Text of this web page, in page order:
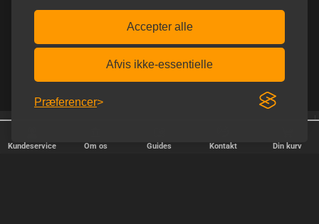
Accepter alle
Afvis ikke-essentielle
Præferencer
Kundeservice Om os Guides Kontakt Din kurv